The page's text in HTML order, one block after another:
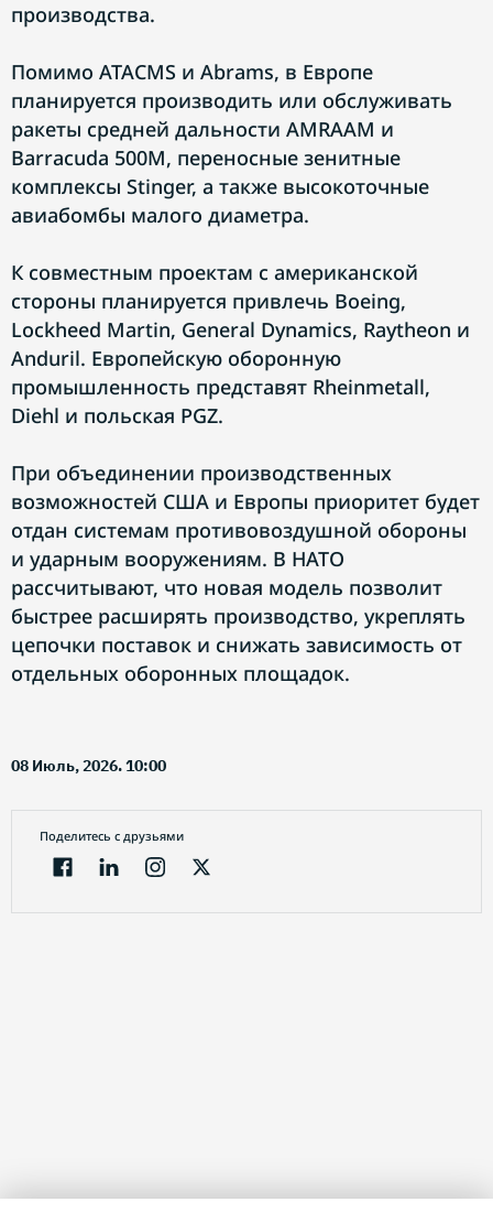
производства.
Помимо ATACMS и Abrams, в Европе
планируется производить или обслуживать
ракеты средней дальности AMRAAM и
Barracuda 500M, переносные зенитные
комплексы Stinger, а также высокоточные
авиабомбы малого диаметра.
К совместным проектам с американской
стороны планируется привлечь Boeing,
Lockheed Martin, General Dynamics, Raytheon и
Anduril. Европейскую оборонную
промышленность представят Rheinmetall,
Diehl и польская PGZ.
При объединении производственных
возможностей США и Европы приоритет будет
отдан системам противовоздушной обороны
и ударным вооружениям. В НАТО
рассчитывают, что новая модель позволит
быстрее расширять производство, укреплять
цепочки поставок и снижать зависимость от
отдельных оборонных площадок.
08 Июль, 2026. 10:00
Поделитесь с друзьями